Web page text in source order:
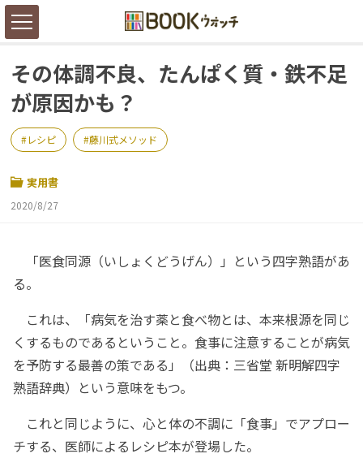
その体調不良、たんぱく質・鉄不足
が原因かも？
レシピ 藤川式メソッド
実用書
2020/8/27
「医食同源（いしょくどうげん）」という四字熟語があ
る。
これは、「病気を治す薬と食べ物とは、本来根源を同じ
くするものであるということ。食事に注意することが病気
を予防する最善の策である」（出典：三省堂 新明解四字
熟語辞典）という意味をもつ。
これと同じように、心と体の不調に「食事」でアプロー
チする、医師によるレシピ本が登場した。